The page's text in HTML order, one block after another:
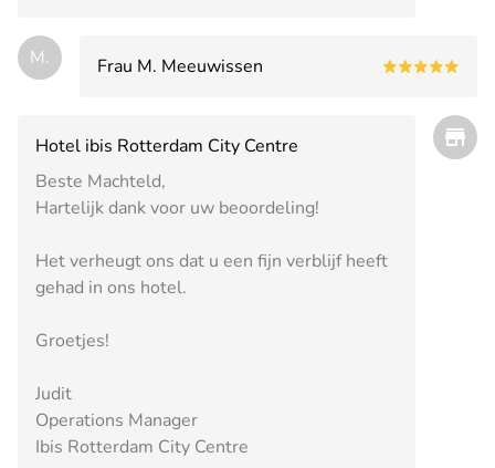
M. Frau M. Meeuwissen
Hotel ibis Rotterdam City Centre
Beste Machteld,
Hartelijk dank voor uw beoordeling!
Het verheugt ons dat u een fijn verblijf heeft
gehad in ons hotel.
Groetjes!
Judit
Operations Manager
Ibis Rotterdam City Centre